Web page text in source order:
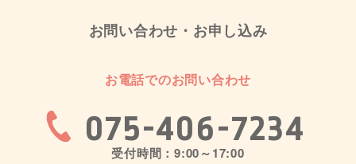
お問い合わせ・お申し込み
お電話でのお問い合わせ
075-406-7234
受付時間：9:00～17:00